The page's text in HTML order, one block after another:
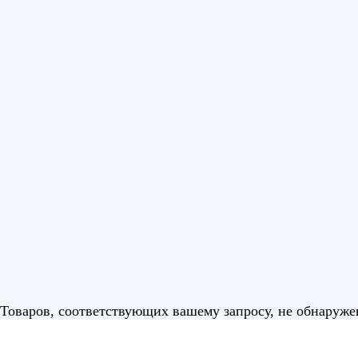
Товаров, соответствующих вашему запросу, не